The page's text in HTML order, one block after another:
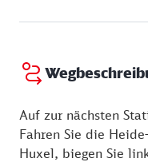
Auf zur nächsten
Fahren Sie die
Huxel, biegen Sie